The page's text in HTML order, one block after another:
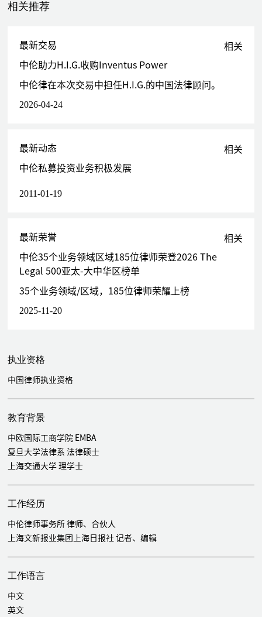
作为承销商中国律师为永乐电器香港上市提供法律服务
相关推荐
最新交易 相关
中伦助力H.I.G.收购Inventus Power
中伦律在本次交易中担任H.I.G.的中国法律顾问。
2026-04-24
最新动态 相关
中伦私募投资业务积极发展
2011-01-19
最新荣誉 相关
中伦35个业务领域区域185位律师荣登2026 The
Legal 500亚太-大中华区榜单
35个业务领域/区域，185位律师荣耀上榜
2025-11-20
执业资格
中国律师执业资格
教育背景
中欧国际工商学院 EMBA
复旦大学法律系 法律硕士
上海交通大学 理学士
工作经历
中伦律师事务所 律师、合伙人
上海文新报业集团上海日报社 记者、编辑
工作语言
中文
英文